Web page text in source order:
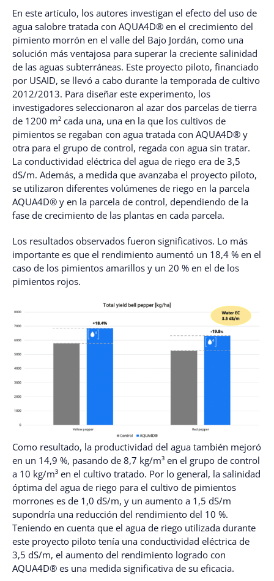
En este artículo, los autores investigan el efecto del uso de
agua salobre tratada con AQUA4D® en el crecimiento del
pimiento morrón en el valle del Bajo Jordán, como una
solución más ventajosa para superar la creciente salinidad
de las aguas subterráneas. Este proyecto piloto, financiado
por USAID, se llevó a cabo durante la temporada de cultivo
2012/2013. Para diseñar este experimento, los
investigadores seleccionaron al azar dos parcelas de tierra
de 1200 m² cada una, una en la que los cultivos de
pimientos se regaban con agua tratada con AQUA4D® y
otra para el grupo de control, regada con agua sin tratar.
La conductividad eléctrica del agua de riego era de 3,5
dS/m. Además, a medida que avanzaba el proyecto piloto,
se utilizaron diferentes volúmenes de riego en la parcela
AQUA4D® y en la parcela de control, dependiendo de la
fase de crecimiento de las plantas en cada parcela.
Los resultados observados fueron significativos. Lo más
importante es que el rendimiento aumentó un 18,4 % en el
caso de los pimientos amarillos y un 20 % en el de los
pimientos rojos.
Como resultado, la productividad del agua también mejoró
en un 14,9 %, pasando de 8,7 kg/m³ en el grupo de control
a 10 kg/m³ en el cultivo tratado. Por lo general, la salinidad
óptima del agua de riego para el cultivo de pimientos
morrones es de 1,0 dS/m, y un aumento a 1,5 dS/m
supondría una reducción del rendimiento del 10 %.
Teniendo en cuenta que el agua de riego utilizada durante
este proyecto piloto tenía una conductividad eléctrica de
3,5 dS/m, el aumento del rendimiento logrado con
AQUA4D® es una medida significativa de su eficacia.